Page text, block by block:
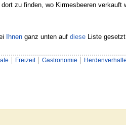
dort zu finden, wo Kirmesbeeren verkauft
Ihnen ganz unten auf diese Liste
Freizeit Gastronomie